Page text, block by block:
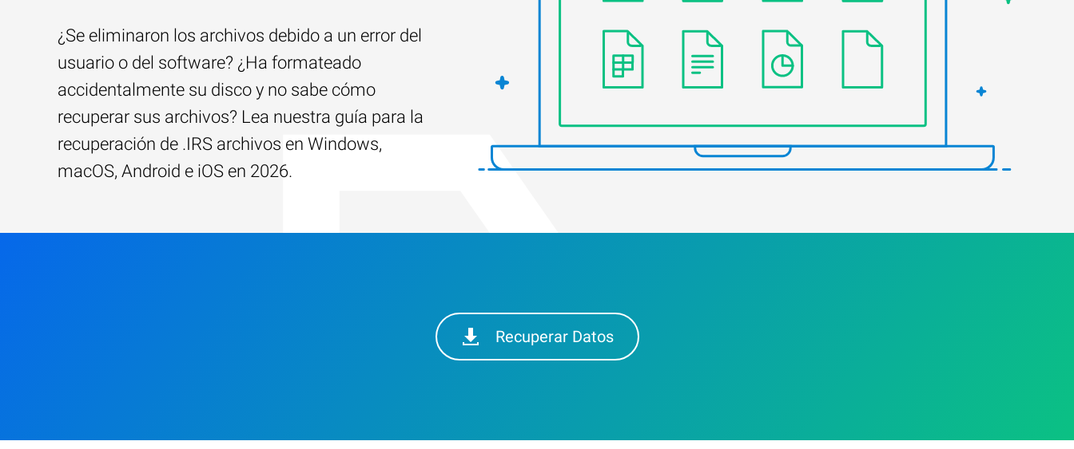
¿Se eliminaron los archivos debido a un error del
usuario o del software? ¿Ha formateado
accidentalmente su disco y no sabe cómo
recuperar sus archivos? Lea nuestra guía para la
recuperación de .IRS archivos en Windows,
macOS, Android e iOS en 2026.
Recuperar Datos